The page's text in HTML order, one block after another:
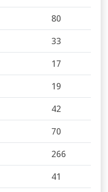
80
33
17
19
42
70
266
41